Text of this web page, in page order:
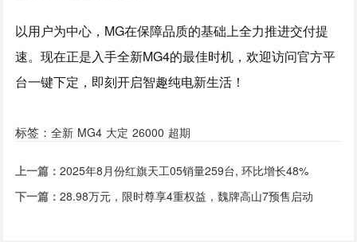
以用户为中心，MG在保障品质的基础上全力推进交付提
速。现在正是入手全新MG4的最佳时机，欢迎访问官方平
台一键下定，即刻开启智趣纯电新生活！
标签：全新 MG4 大定 26000 超期
上一篇：2025年8月份红旗天工05销量259台, 环比增长48%
下一篇：28.98万元，限时尊享4重权益，魏牌高山7预售启动